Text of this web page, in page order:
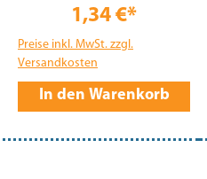
1,34 €*
Preise inkl. MwSt. zzgl.
Versandkosten
In den Warenkorb